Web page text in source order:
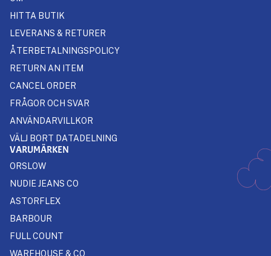
HITTA BUTIK
LEVERANS & RETURER
ÅTERBETALNINGSPOLICY
RETURN AN ITEM
CANCEL ORDER
FRÅGOR OCH SVAR
ANVÄNDARVILLKOR
VÄLJ BORT DATADELNING
VARUMÄRKEN
ORSLOW
NUDIE JEANS CO
ASTORFLEX
BARBOUR
FULL COUNT
WAREHOUSE & CO